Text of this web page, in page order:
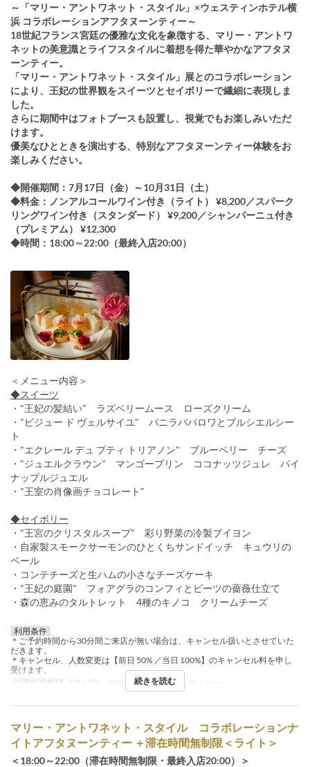
～「マリー・アントワネット・スタイル」×ウェスティンホテル横
浜 コラボレーションアフタヌーンティー～
18世紀フランス宮廷の優雅な文化を象徴する、マリー・アントワ
ネットの美意識とライフスタイルに着想を得た華やかなアフタヌ
ーンティー。
「マリー・アントワネット・スタイル」展とのコラボレーション
により、王妃の世界観をスイーツとセイボリーで繊細に表現しま
した。
さらに期間中はフォトブースも設置し、視覚でもお楽しみいただ
けます。
優美なひとときを演出する、特別なアフタヌーンティー体験をお
楽しみください。
◆開催期間：7月17日（金）～10月31日（土）
◆料金：ノンアルコールワイン付き（ライト） ¥8,200／スパーク
リングワイン付き（スタンダード） ¥9,200／シャンパーニュ付き
（プレミアム） ¥12,300
◆時間：18:00～22:00（最終入店20:00）
＜メニュー内容＞
◆スイーツ
・"王妃の髪結い" ラズベリームース ローズクリーム
・"ビジュー ド ヴェルサイユ" バニラババロワとブルシエルシー
ト
・"エクレール デュ プティ トリアノン" ブルーベリー チーズ
・"ジュエルクラウン" マンゴープリン ココナッツジュレ パイ
ナップルジュエル
・"王室の肖像画チョコレート"
◆セイボリー
・"王宮のクリスタルスープ" 彩り野菜の冷製ブイヨン
・自家製スモークサーモンのひとくちサンドイッチ キュウリの
ベール
・コンテチーズと生ハムの小さなチーズケーキ
・"王妃の庭園" フォアグラのコンフィとビーツの薔薇仕立て
・森の恵みのタルトレット 4種のキノコ クリームチーズ
利用条件
＊ご予約時間から30分間ご来店が無い場合は、キャンセル扱いとさせていた
だきます。
＊キャンセル、人数変更は【前日 50% ／当日 100%】のキャンセル料を申し
受けます。
ご予約可能日
7月17日 ~ 10月31日 食事時間 ディナー
続きを読む
マリー・アントワネット・スタイル コラボレーションナ
イトアフタヌーンティー ＋滞在時間無制限＜ライト＞
＜18:00～22:00（滞在時間無制限・最終入店20:00）＞